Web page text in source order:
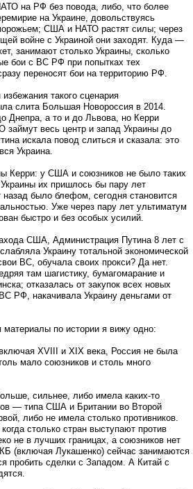
на РФ без повода, либо, что более
на Украине, довольствуясь
США и НАТО растят силы; через
войне с Украиной они заходят. Куда —
занимают столько Украины, сколько
бои с ВС РФ при попытках тех
переносят бои на территорию РФ.
такого сценария
слита Большая Новороссия в 2014.
Днепра, а то и до Львова, но Керри
весь центр и запад Украины до
искала повод слиться и сказала: это
Украина.
Керри: у США и союзников не было таких
их пришлось бы пару лет
назад было блефом, сегодня становится
Уже через пару лет ультиматум
быстро и без особых усилий.
США, Администрация Путина 8 лет с
Украину тотальной экономической
ВС, обучала своих прокси? Да нет.
там шагистику, бумагомарание и
отказалась от закупок всех новых
РФ, накачивала Украину деньгами от
материалы по истории я вижу одно:
XVIII и XIX века, Россия не была
мало союзников и столь много
сильнее, либо имела каких-то
— типа США и Британии во Второй
либо не имела столько противников.
столько стран выступают против
не в лучших границах, а союзников нет
(включая Лукашенко) сейчас занимаются
пробить сделки с Западом. А Китай с